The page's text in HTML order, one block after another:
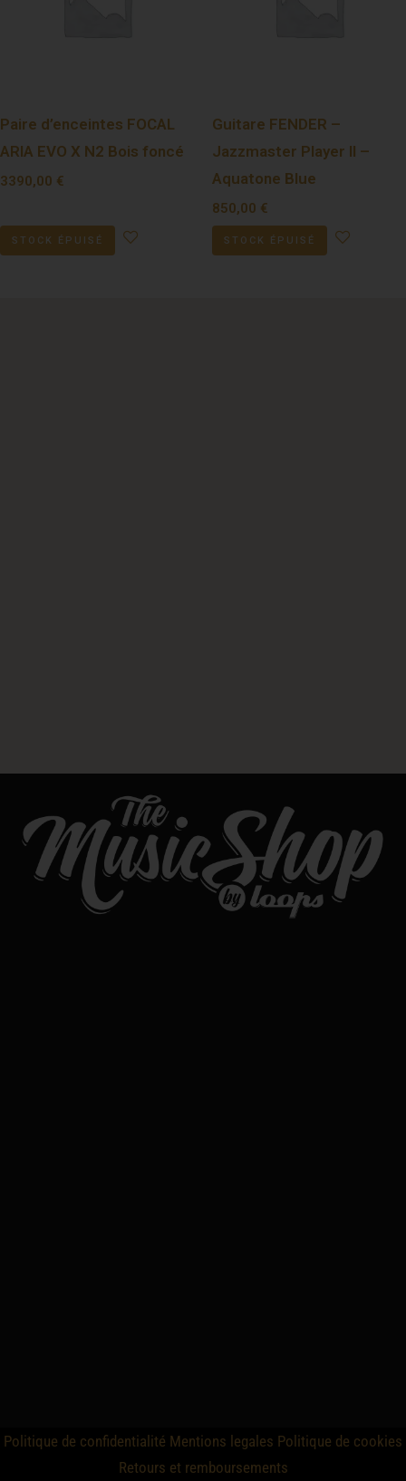
Paire d’enceintes FOCAL
ARIA EVO X N2 Bois foncé
3390,00 €
STOCK ÉPUISÉ
Guitare FENDER –
Jazzmaster Player II –
Aquatone Blue
850,00 €
STOCK ÉPUISÉ
Politique de confidentialité Mentions legales Politique de cookies
Retours et remboursements